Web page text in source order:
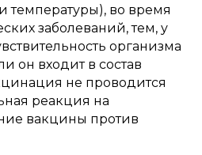
температуры), во время
заболеваний, тем, у
организма
он входит в состав
не проводится
реакция на
вакцины против